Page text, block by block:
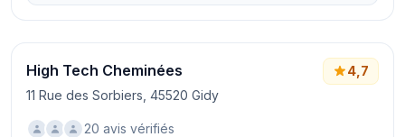
High Tech Cheminées
11 Rue des Sorbiers, 45520 Gidy
4,7
20 avis vérifiés